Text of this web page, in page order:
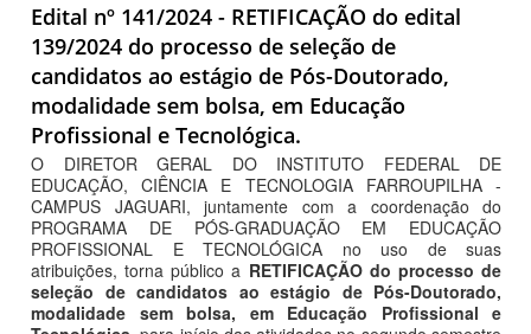
Edital nº 141/2024 - RETIFICAÇÃO do edital
139/2024 do processo de seleção de
candidatos ao estágio de Pós-Doutorado,
modalidade sem bolsa, em Educação
Profissional e Tecnológica.
O DIRETOR GERAL DO INSTITUTO FEDERAL DE
EDUCAÇÃO, CIÊNCIA E TECNOLOGIA FARROUPILHA -
CAMPUS JAGUARI, juntamente com a coordenação do
PROGRAMA DE PÓS-GRADUAÇÃO EM EDUCAÇÃO
PROFISSIONAL E TECNOLÓGICA no uso de suas
atribuições, torna público a RETIFICAÇÃO do processo de
seleção de candidatos ao estágio de Pós-Doutorado,
modalidade sem bolsa, em Educação Profissional e